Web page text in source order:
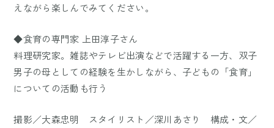
えながら楽しんでみてください。
◆食育の専門家 上田淳子さん
料理研究家。雑誌やテレビ出演などで活躍する一方、双子
男子の母としての経験を生かしながら、子どもの「食育」
についての活動も行う
撮影／大森忠明 スタイリスト／深川あさり 構成・文／